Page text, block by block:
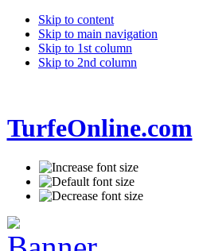
Skip to content
Skip to main navigation
Skip to 1st column
Skip to 2nd column
TurfeOnline.com